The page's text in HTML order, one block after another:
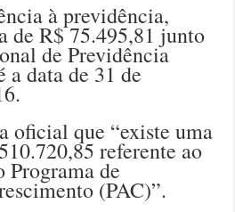
à previdência,
de R$ 75.495,81 junto
de Previdência
a data de 31 de
oficial que “existe uma
referente ao
Programa de
(PAC)”.